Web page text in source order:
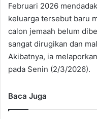
Februari 2026
keluarga tersebut baru
calon jemaah belum
sangat dirugikan dan
Akibatnya, ia
pada Senin (2/3/2026).
Baca Juga